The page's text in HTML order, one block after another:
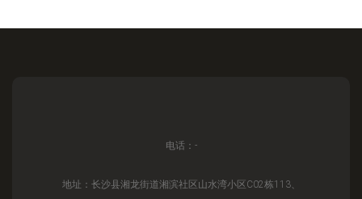
电话：-
地址：长沙县湘龙街道湘滨社区山水湾小区C02栋113、